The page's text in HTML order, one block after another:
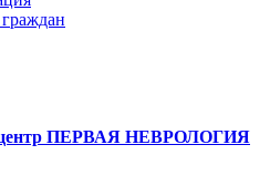
ПЕРВАЯ НЕВРОЛОГИЯ